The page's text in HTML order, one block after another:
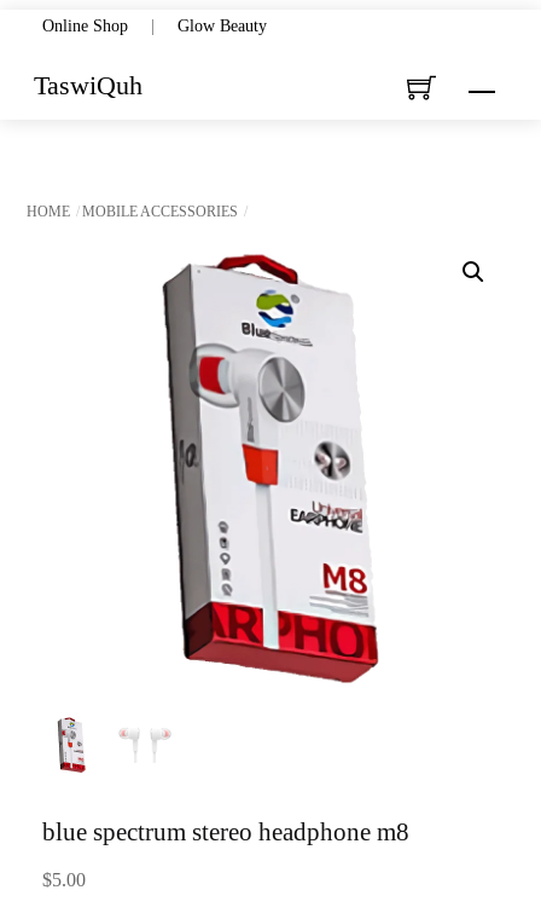
content
Online Shop | Glow Beauty
Menu
TaswiQuh
HOME MOBILE ACCESSORIES
blue spectrum stereo headphone m8
$5.00